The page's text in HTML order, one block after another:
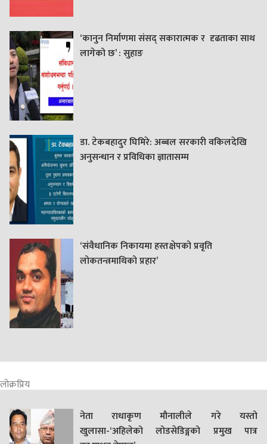
‘कानुन निर्माणमा संसद् सकारात्मक र दृढताका साथ
लागेको छ’ : सुहाङ
डा. टेकबहादुर घिमिरे: अब्बल सरकारी वकिलदेखि
अनुसन्धान र प्रविधिका ज्ञातासम्म
‘संवैधानिक निकायमा हस्तक्षेपको प्रवृति
लोकतन्त्रमाथिको प्रहार’
लोक्रप्रिय
नेता राधाकृण मौनालीले गरे यस्तो
खुलासा-‘अहिलेको लोडसेडिङ्गको प्रमुख पात्र